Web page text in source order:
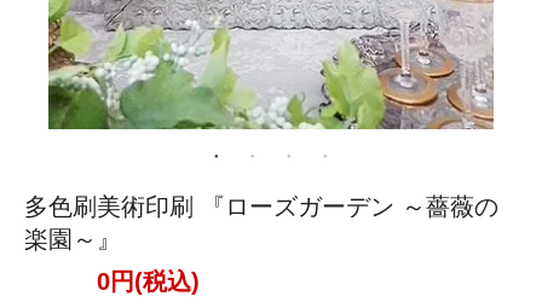
多色刷美術印刷 『ローズガーデン ～薔薇の
楽園～』
0円(税込)